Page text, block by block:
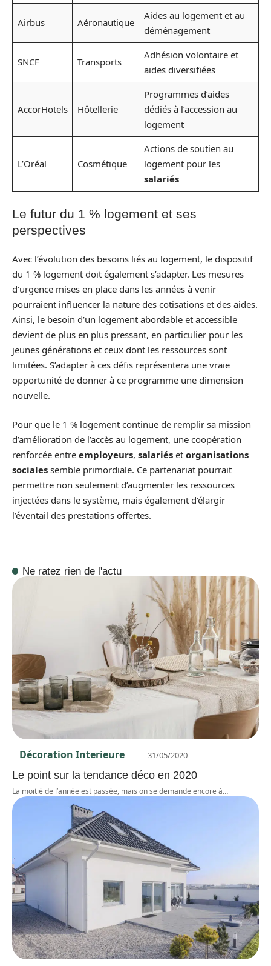
Airbus Aéronautique
Aides au logement et au
déménagement
SNCF Transports
Adhésion volontaire et
aides diversifiées
AccorHotels Hôtellerie
Programmes d’aides
dédiés à l’accession au
logement
L’Oréal Cosmétique
Actions de soutien au
logement pour les
salariés
Le futur du 1 % logement et ses
perspectives
Avec l’évolution des besoins liés au logement, le dispositif
du 1 % logement doit également s’adapter. Les mesures
d’urgence mises en place dans les années à venir
pourraient influencer la nature des cotisations et des aides.
Ainsi, le besoin d’un logement abordable et accessible
devient de plus en plus pressant, en particulier pour les
jeunes générations et ceux dont les ressources sont
limitées. S’adapter à ces défis représentera une vraie
opportunité de donner à ce programme une dimension
nouvelle.
Pour que le 1 % logement continue de remplir sa mission
d’amélioration de l’accès au logement, une coopération
renforcée entre employeurs, salariés et organisations
sociales semble primordiale. Ce partenariat pourrait
permettre non seulement d’augmenter les ressources
injectées dans le système, mais également d’élargir
l’éventail des prestations offertes.
Ne ratez rien de l'actu
Décoration Interieure 31/05/2020
Le point sur la tendance déco en 2020
La moitié de l’année est passée, mais on se demande encore à…